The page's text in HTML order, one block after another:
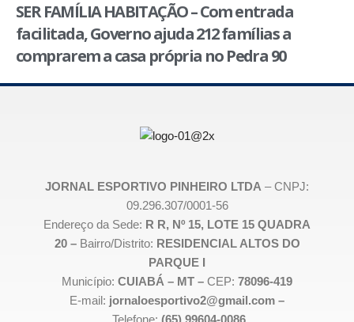
SER FAMÍLIA HABITAÇÃO – Com entrada
facilitada, Governo ajuda 212 famílias a
comprarem a casa própria no Pedra 90
JORNAL ESPORTIVO PINHEIRO LTDA – CNPJ:
09.296.307/0001-56
Endereço da Sede: R R, Nº 15, LOTE 15 QUADRA
20 – Bairro/Distrito: RESIDENCIAL ALTOS DO
PARQUE I
Município: CUIABÁ – MT – CEP: 78096-419
E-mail: jornaloesportivo2@gmail.com –